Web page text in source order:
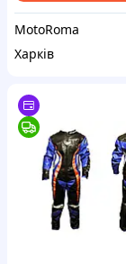
MotoRoma
Харків